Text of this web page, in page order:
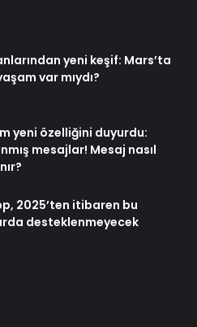
yeni keşif: Mars’ta
var mıydı?
yeni özelliğini duyurdu:
mesajlar! Mesaj nasıl
2025’ten itibaren bu
desteklenmeyecek